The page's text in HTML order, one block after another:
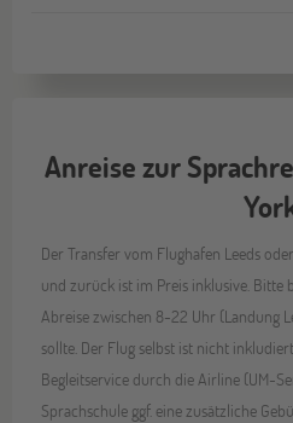
Anreise zur
Der Transfer vom Flughafen Leeds
und zurück ist im Preis inklusive. Bitte
Abreise zwischen 8-22 Uhr (Landung
sollte. Der Flug selbst ist nicht
Begleitservice durch die Airline (UM-
Sprachschule ggf. eine zusätzliche